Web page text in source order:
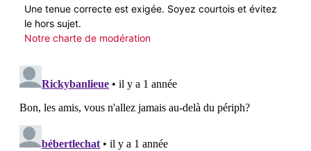
Une tenue correcte est exigée. Soyez courtois et évitez
le hors sujet.
Notre charte de modération